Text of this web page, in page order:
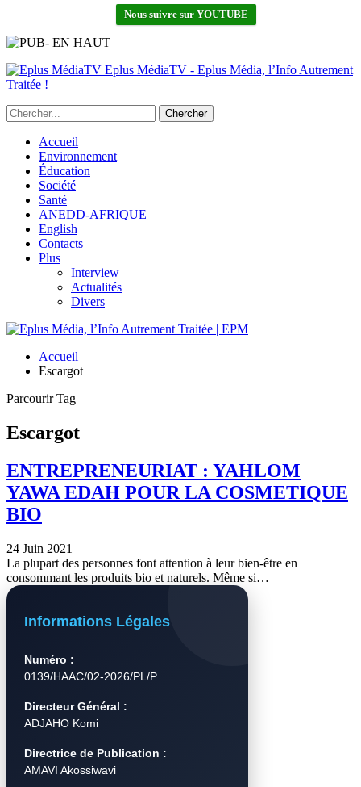
Nous suivre sur YOUTUBE
Eplus MédiaTV - Eplus Média, l’Info Autrement
Traitée !
Accueil
Environnement
Éducation
Société
Santé
ANEDD-AFRIQUE
English
Contacts
Plus
Interview
Actualités
Divers
Accueil
Escargot
Parcourir Tag
Escargot
ENTREPRENEURIAT : YAHLOM
YAWA EDAH POUR LA COSMETIQUE
BIO
24 Juin 2021
La plupart des personnes font attention à leur bien-être en
consommant les produits bio et naturels. Même si…
Informations Légales
Numéro :
0139/HAAC/02-2026/PL/P
Directeur Général :
ADJAHO Komi
Directrice de Publication :
AMAVI Akossiwavi